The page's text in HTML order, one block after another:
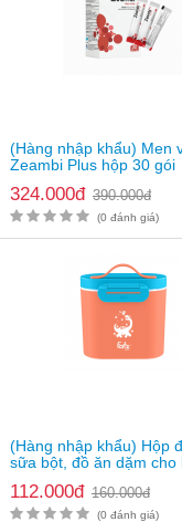
(Hàng nhập khẩu) Men
Zeambi Plus hộp 30 gói
324.000đ 390.000đ
(0 đánh giá)
(Hàng nhập khẩu) Hộp
sữa bột, đồ ăn dặm cho
112.000đ 160.000đ
(0 đánh giá)